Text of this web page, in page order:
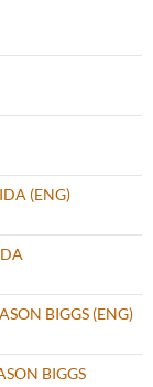
(ENG)
BIGGS (ENG)
BIGGS